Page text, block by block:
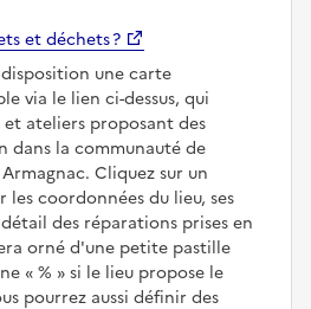
et déchets ?
une carte
via le lien ci-dessus, qui
ateliers proposant des
dans la communauté de
Cliquez sur un
coordonnées du lieu, ses
des réparations prises en
orné d'une petite pastille
%
si le lieu propose le
pourrez aussi définir des